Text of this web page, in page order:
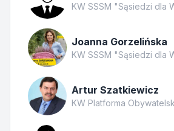
KW SSSM "Sąsiedzi dla
Joanna Gorzelińska
KW SSSM "Sąsiedzi dla
Artur Szatkiewicz
KW Platforma